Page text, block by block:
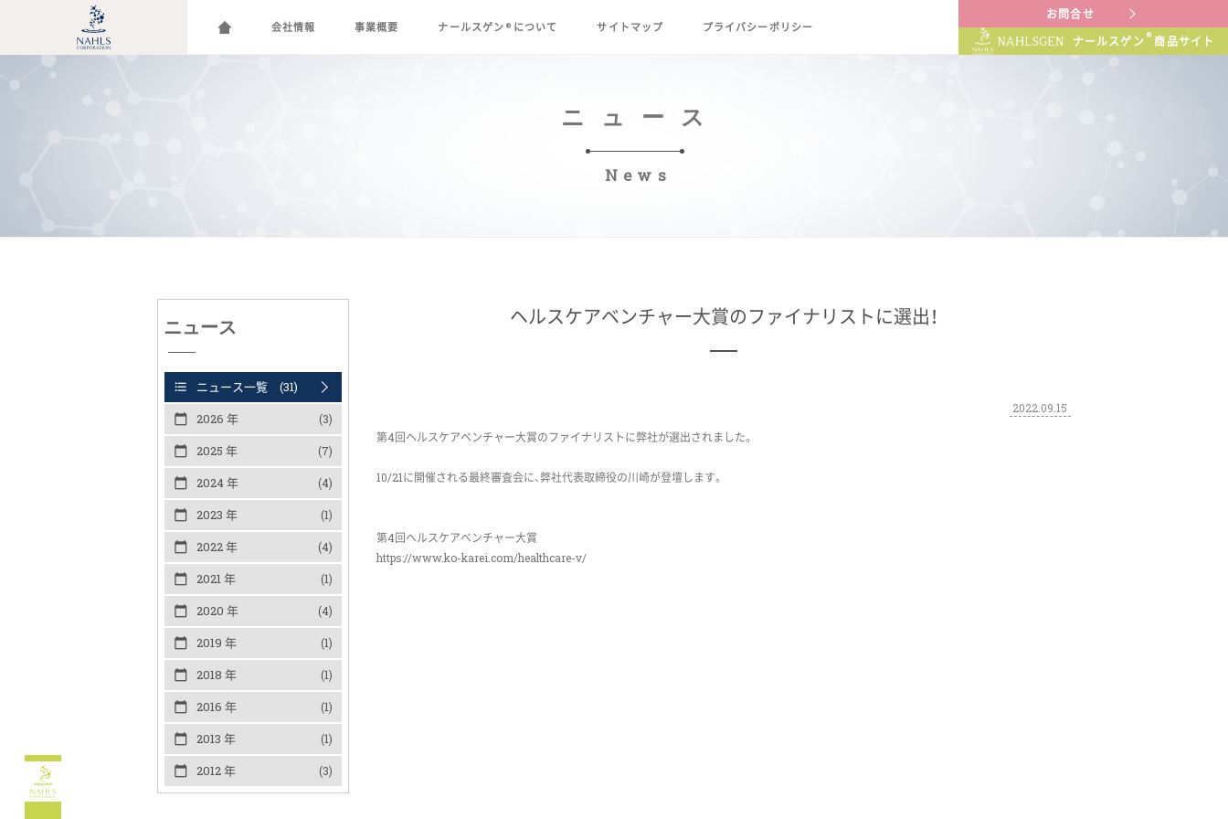
会社情報 事業概要 ナールスゲン ® について サイトマップ プライバシーポリシー
お問合せ
ナールスゲン ® 商品サイト
ニュース
News
ニュース
format_list_bulleted
ニュース一覧 (31)
2026 年
(3)
2025 年 (7)
2024 年 (4)
2023 年 (1)
2022 年 (4)
2021 年 (1)
2020 年 (4)
2019 年 (1)
2018 年 (1)
2016 年 (1)
2013 年 (1)
2012 年 (3)
ヘルスケアベンチャー大賞のファイナリストに選出！
2022.09.15
第4回ヘルスケアベンチャー大賞のファイナリストに弊社が選出されました。
10/21に開催される最終審査会に、弊社代表取締役の川崎が登壇します。
第4回ヘルスケアベンチャー大賞
https://www.ko-karei.com/healthcare-v/